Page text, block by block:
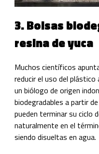
3. Bolsas
resina de yuca
Muchos científicos
reducir el uso del
un biólogo de origen
biodegradables a partir
pueden terminar su ciclo
naturalmente en el
siendo disueltas en agua.